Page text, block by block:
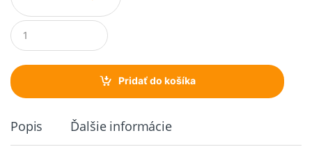
Q
u
a
t
i
Pridať do košíka
Popis Ďalšie informácie